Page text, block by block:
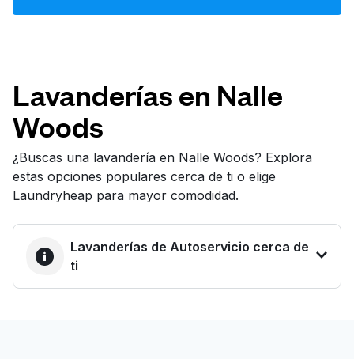
Síguenos en
Lavanderías en Nalle
Woods
¿Buscas una lavandería en Nalle Woods? Explora
estas opciones populares cerca de ti o elige
Laundryheap para mayor comodidad.
Lavanderías de Autoservicio cerca de
ti
Laundryheap.com